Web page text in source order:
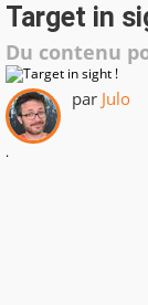
Target in
Du contenu
par Julo
.